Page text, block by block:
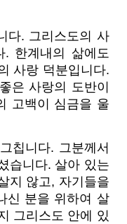
다. 그리스도의 사
한계내의 삶에도
사랑 덕분입니다.
은 사랑의 도반이
고백이 심금을 울
칩니다. 그분께서
습니다. 살아 있는
지 않고, 자기들을
신 분을 위하여 살
그리스도 안에 있